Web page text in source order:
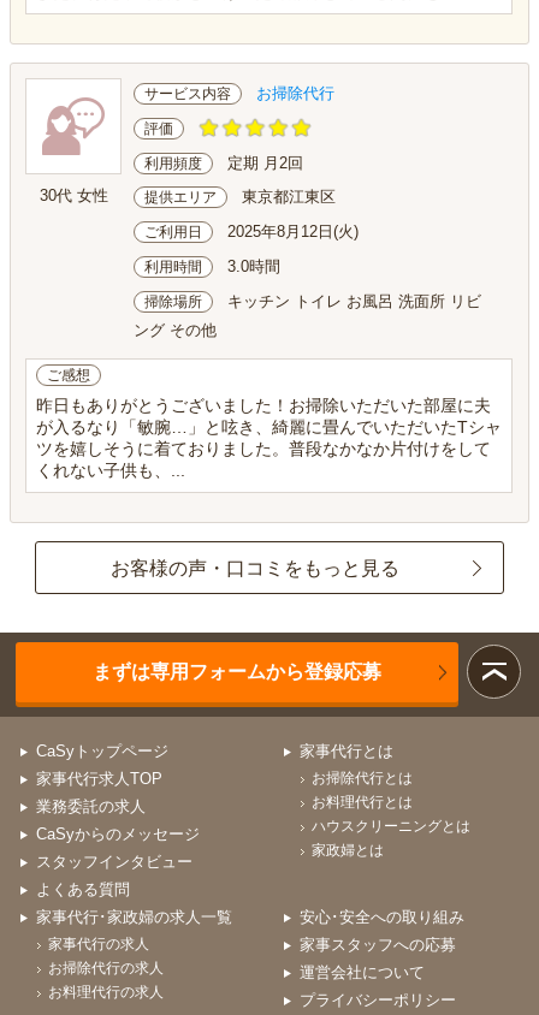
30代 女性
サービス内容 お掃除代行
評価
利用頻度 定期 月2回
提供エリア 東京都江東区
ご利用日 2025年8月12日(火)
利用時間 3.0時間
掃除場所
キッチン トイレ お風呂 洗面所 リビ
ング その他
ご感想
昨日もありがとうございました！お掃除いただいた部屋に夫
が入るなり「敏腕…」と呟き、綺麗に畳んでいただいたTシャ
ツを嬉しそうに着ておりました。普段なかなか片付けをして
くれない子供も、...
お客様の声・口コミをもっと見る
まずは専用フォームから登録応募
CaSyトップページ
家事代行求人TOP
業務委託の求人
CaSyからのメッセージ
スタッフインタビュー
よくある質問
家事代行とは
お掃除代行とは
お料理代行とは
ハウスクリーニングとは
家政婦とは
家事代行･家政婦の求人一覧
家事代行の求人
お掃除代行の求人
お料理代行の求人
安心･安全への取り組み
家事スタッフへの応募
運営会社について
プライバシーポリシー